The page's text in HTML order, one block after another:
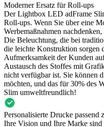
Moderner Ersatz für Roll-ups
Der Lightbox LED adFrame
Roll-ups. Wenn Sie über eine
Werbemaßnahmen
Die Beleuchtung, die bei
die leichte Konstruktion sorgen
Aufmerksamkeit der Kunden
Austausch des Stoffes mit
nicht verfügbar ist. Sie können
möchten, und das für 30% des
Slim umweltfreundlich!
Personalisierte Drucke passend
Ihre Vision und Ihre Marke